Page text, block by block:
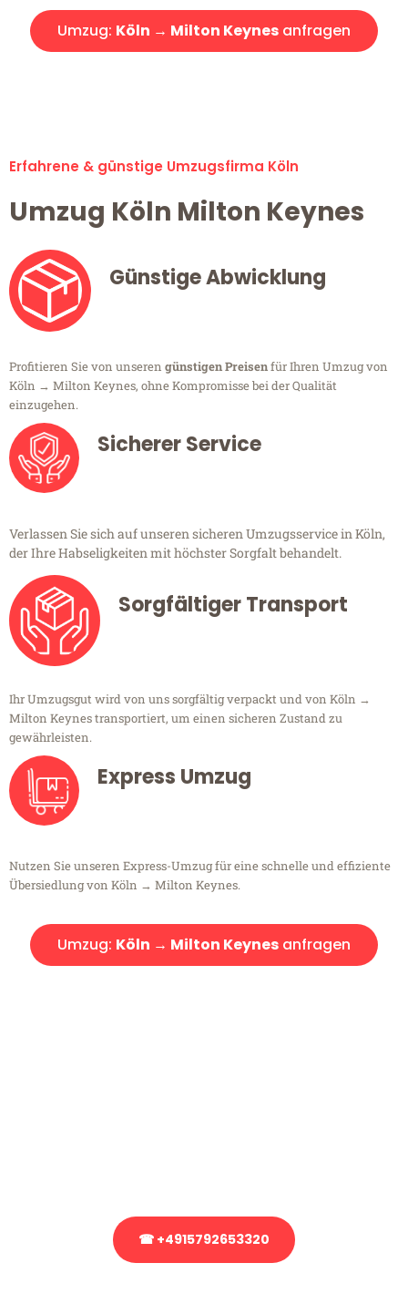
Umzug: Köln → Milton Keynes anfragen
Erfahrene & günstige Umzugsfirma Köln
Umzug Köln Milton Keynes
Günstige Abwicklung
Profitieren Sie von unseren günstigen Preisenfür Ihren Umzug von
Köln → Milton Keynes, ohne Kompromisse bei der Qualität
einzugehen.
Sicherer Service
Verlassen Sie sich auf unseren sicheren Umzugsservice in Köln,
der Ihre Habseligkeiten mit höchster Sorgfalt behandelt.
Sorgfältiger Transport
Ihr Umzugsgut wird von uns sorgfältig verpackt und von Köln →
Milton Keynes transportiert, um einen sicheren Zustand zu
gewährleisten.
Express Umzug
Nutzen Sie unseren Express-Umzug für eine schnelle und effiziente
Übersiedlung von Köln → Milton Keynes.
Umzug: Köln → Milton Keynes anfragen
☎ +4915792653320